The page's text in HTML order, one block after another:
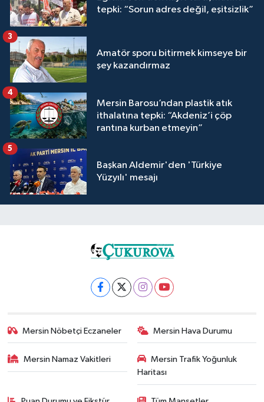
tepki: “Sorun adres değil, eşitsizlik”
Amatör sporu bitirmek kimseye bir
şey kazandırmaz
3
Mersin Barosu’ndan plastik atık
ithalatına tepki: “Akdeniz’i çöp
rantına kurban etmeyin”
4
Başkan Aldemir'den 'Türkiye
Yüzyılı' mesajı
5
Mersin Nöbetçi Eczaneler Mersin Hava Durumu
Mersin Namaz Vakitleri
Mersin Trafik Yoğunluk
Haritası